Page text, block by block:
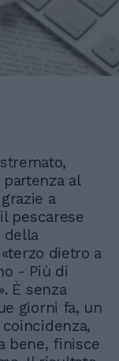
al
a
pescarese
della
dietro a
- Più di
È senza
giorni fa, un
bene, finisce